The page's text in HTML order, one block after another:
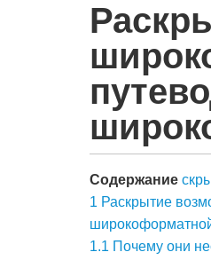
Содержание
1 Раскрытие
1.1 Почему они